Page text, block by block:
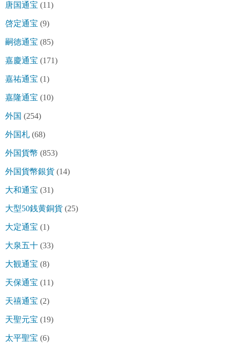
唐国通宝 (11)
啓定通宝 (9)
嗣徳通宝 (85)
嘉慶通宝 (171)
嘉祐通宝 (1)
嘉隆通宝 (10)
外国 (254)
外国札 (68)
外国貨幣 (853)
外国貨幣銀貨 (14)
大和通宝 (31)
大型50銭黄銅貨 (25)
大定通宝 (1)
大泉五十 (33)
大観通宝 (8)
天保通宝 (11)
天禧通宝 (2)
天聖元宝 (19)
太平聖宝 (6)